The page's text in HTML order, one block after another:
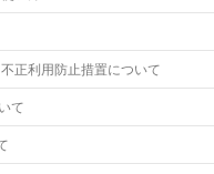
正利用防止措置について
て